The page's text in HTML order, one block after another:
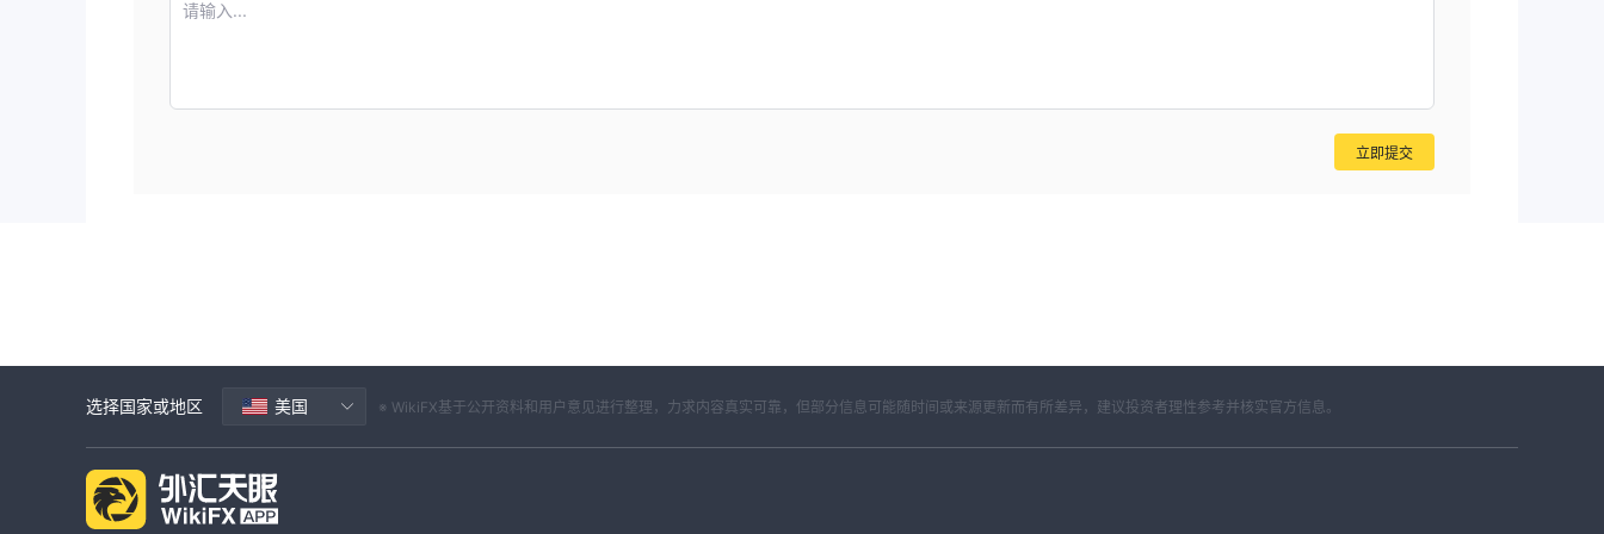
请输入...
立即提交
选择国家或地区 美国 ※ WikiFX基于公开资料和用户意见进行整理，力求内容真实可靠，但部分信息可能随时间或来源更新而有所差异，建议投资者理性参考并核实官方信息。